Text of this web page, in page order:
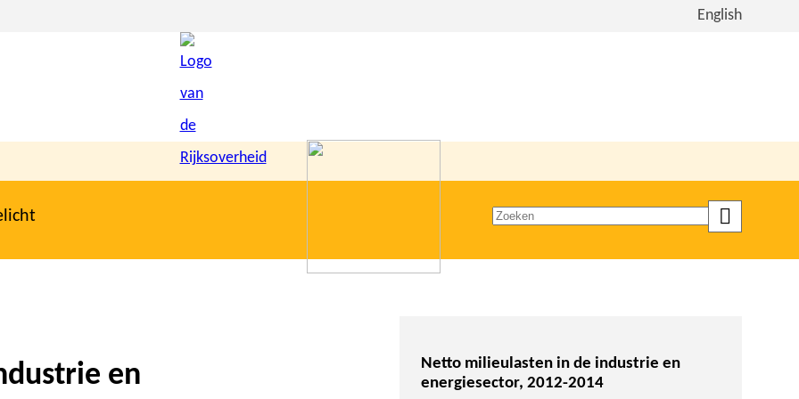
Bekijk
English
Zoeken
en
Netto milieulasten in de industrie en
energiesector, 2012-2014